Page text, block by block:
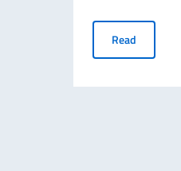
Read